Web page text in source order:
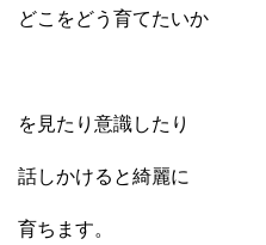
どこをどう育てたいか
を見たり意識したり
話しかけると綺麗に
育ちます。